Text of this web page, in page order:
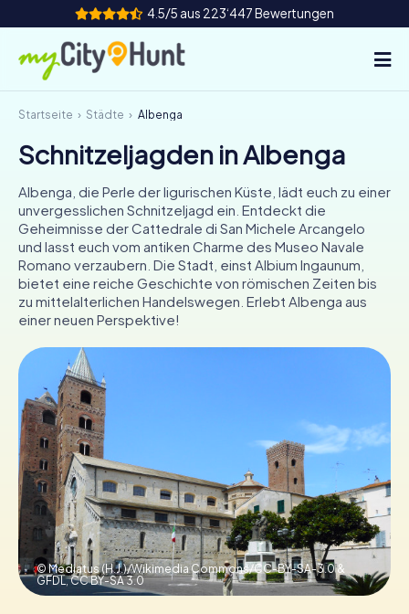
4.5/5 aus 223‘447 Bewertungen
So funktioniert's
Städte
Touren
Teamevent
Tickets
ES
IT
Gutscheine bestellen
Startseite Städte Albenga
Schnitzeljagden in Albenga
Albenga, die Perle der ligurischen Küste, lädt euch zu einer
unvergesslichen Schnitzeljagd ein. Entdeckt die
Geheimnisse der Cattedrale di San Michele Arcangelo
und lasst euch vom antiken Charme des Museo Navale
Romano verzaubern. Die Stadt, einst Albium Ingaunum,
bietet eine reiche Geschichte von römischen Zeiten bis
zu mittelalterlichen Handelswegen. Erlebt Albenga aus
einer neuen Perspektive!
© Mediatus (H.J.)/Wikimedia Commons/CC-BY-SA-3.0 &
GFDL,CC BY-SA 3.0